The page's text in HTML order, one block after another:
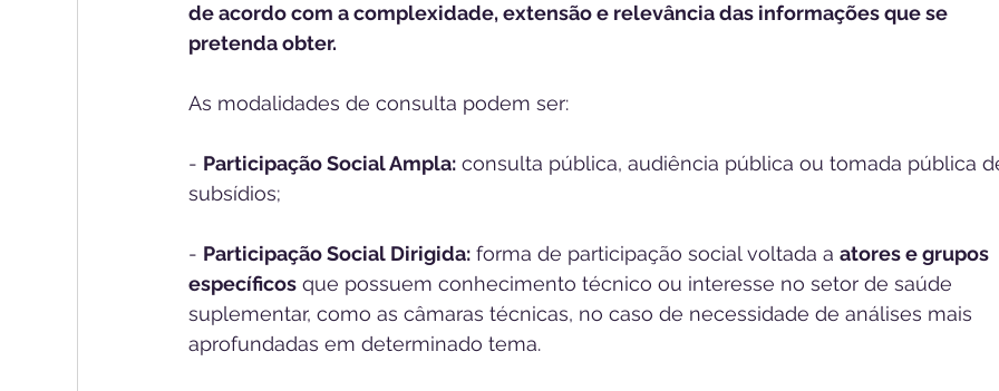
de acordo com a complexidade, extensão e relevância das informações que se
pretenda obter.
As modalidades de consulta podem ser:
- Participação Social Ampla: consulta pública, audiência pública ou tomada pública
subsídios;
- Participação Social Dirigida: forma de participação social voltada a atores e grupos
específicos que possuem conhecimento técnico ou interesse no setor de saúde
suplementar, como as câmaras técnicas, no caso de necessidade de análises mais
aprofundadas em determinado tema.